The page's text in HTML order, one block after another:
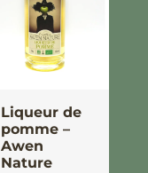
Liqueur de
pomme –
Awen
Nature